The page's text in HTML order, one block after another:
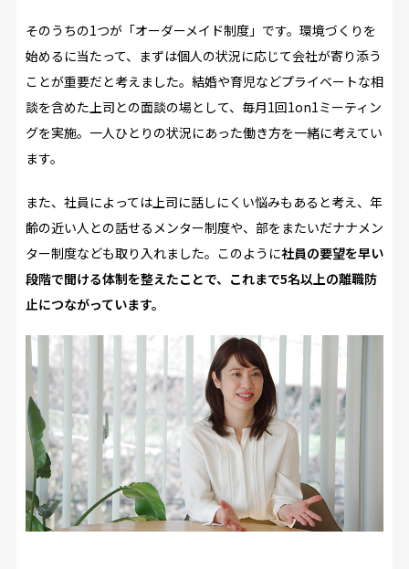
そのうちの1つが「オーダーメイド制度」です。環境づくりを
始めるに当たって、まずは個人の状況に応じて会社が寄り添う
ことが重要だと考えました。結婚や育児などプライベートな相
談を含めた上司との面談の場として、毎月1回1on1ミーティン
グを実施。一人ひとりの状況にあった働き方を一緒に考えてい
ます。
また、社員によっては上司に話しにくい悩みもあると考え、年
齢の近い人との話せるメンター制度や、部をまたいだナナメン
ター制度なども取り入れました。このように社員の要望を早い
段階で聞ける体制を整えたことで、これまで5名以上の離職防
止につながっています。